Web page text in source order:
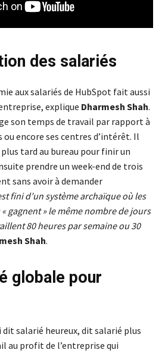
des salariés
aux salariés de HubSpot fait aussi
explique Dharmesh Shah.
son temps de travail par rapport à
encore ses centres d’intérêt. Il
tard au bureau pour finir un
prendre un week-end de trois
sans avoir à demander
fini d’un système archaïque où les
gagnent » le même nombre de jours
80 heures par semaine ou 30
Shah.
globale pour
dit salarié heureux, dit salarié plus
au profit de l’entreprise qui